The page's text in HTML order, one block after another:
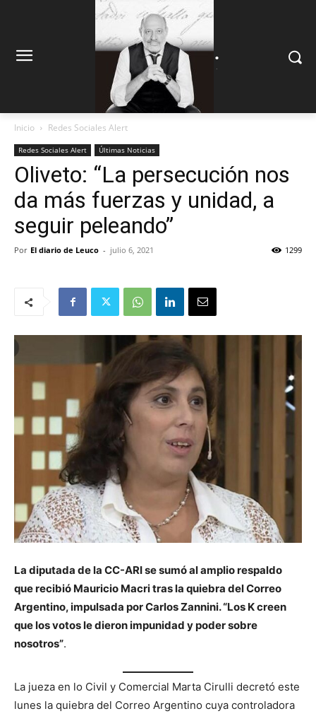
.
Inicio Redes Sociales Alert
Redes Sociales Alert Últimas Noticias
Oliveto: “La persecución nos
da más fuerzas y unidad, a
seguir peleando”
Por El diario de Leuco - julio 6, 2021 1299
La diputada de la CC-ARI se sumó al amplio respaldo
que recibió Mauricio Macri tras la quiebra del Correo
Argentino, impulsada por Carlos Zannini. “Los K creen
que los votos le dieron impunidad y poder sobre
nosotros”.
La jueza en lo Civil y Comercial Marta Cirulli decretó este
lunes la quiebra del Correo Argentino cuya controladora